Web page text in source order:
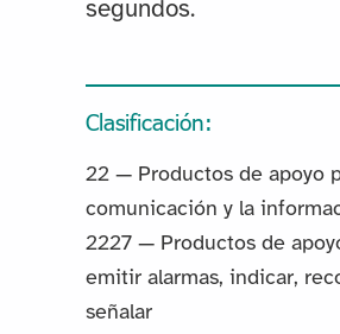
segundos.
Clasificación:
22 — Productos de apoyo
comunicación y la
2227 — Productos de
emitir alarmas, indicar,
señalar